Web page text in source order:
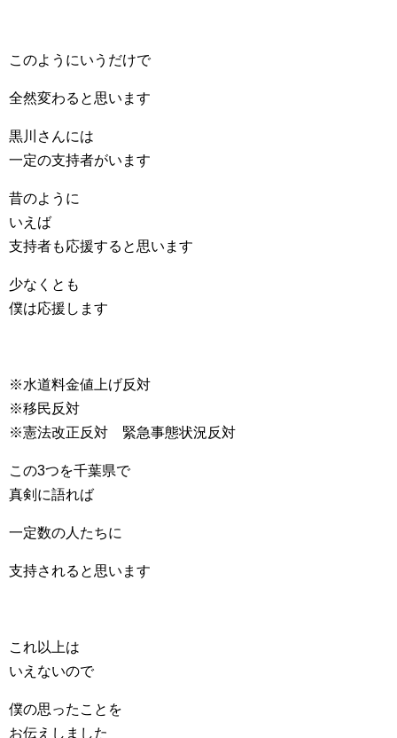
このようにいうだけで
全然変わると思います
黒川さんには
一定の支持者がいます
昔のように
いえば
支持者も応援すると思います
少なくとも
僕は応援します
※水道料金値上げ反対
※移民反対
※憲法改正反対 緊急事態状況反対
この3つを千葉県で
真剣に語れば
一定数の人たちに
支持されると思います
これ以上は
いえないので
僕の思ったことを
お伝えしました